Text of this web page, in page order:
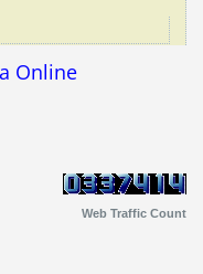
Online
Web Traffic Count